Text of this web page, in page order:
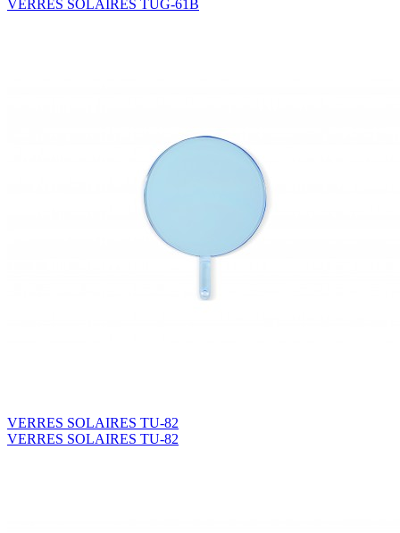
VERRES SOLAIRES TUG-61B
VERRES SOLAIRES TU-82
VERRES SOLAIRES TU-82